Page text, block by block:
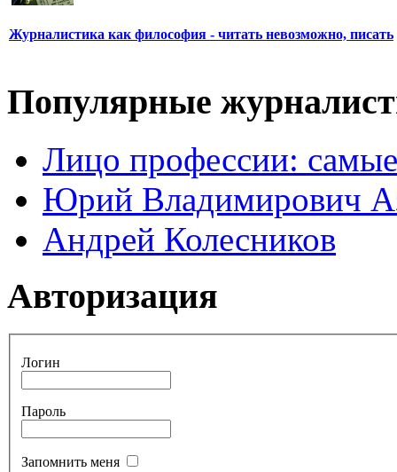
Журналистика как философия - читать невозможно, писать
Популярные
Лицо профессии:
Юрий Владимирович
Андрей Колесников
Авторизация
Логин
Пароль
Запомнить меня